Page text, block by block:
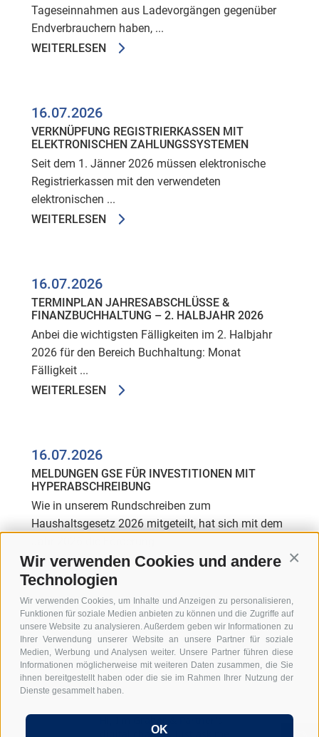
Wir verwenden Cookies und andere
Technologien
Wir verwenden Cookies, um Inhalte und Anzeigen zu personalisieren,
Funktionen für soziale Medien anbieten zu können und die Zugriffe auf
unsere Website zu analysieren. Außerdem geben wir Informationen zu
Ihrer Verwendung unserer Website an unsere Partner für soziale
Medien, Werbung und Analysen weiter. Unsere Partner führen diese
Informationen möglicherweise mit weiteren Daten zusammen, die Sie
ihnen bereitgestellt haben oder die sie im Rahmen Ihrer Nutzung der
Dienste gesammelt haben.
OK
Tageseinnahmen aus Ladevorgängen gegenüber
Endverbrauchern haben, ...
WEITERLESEN
16.07.2026
VERKNÜPFUNG REGISTRIERKASSEN MIT
ELEKTRONISCHEN ZAHLUNGSSYSTEMEN
Seit dem 1. Jänner 2026 müssen elektronische
Registrierkassen mit den verwendeten
elektronischen ...
WEITERLESEN
16.07.2026
TERMINPLAN JAHRESABSCHLÜSSE &
FINANZBUCHHALTUNG – 2. HALBJAHR 2026
Anbei die wichtigsten Fälligkeiten im 2. Halbjahr
2026 für den Bereich Buchhaltung: Monat
Fälligkeit ...
WEITERLESEN
16.07.2026
MELDUNGEN GSE FÜR INVESTITIONEN MIT
HYPERABSCHREIBUNG
Wie in unserem Rundschreiben zum
Haushaltsgesetz 2026 mitgeteilt, hat sich mit dem
WEITERLESEN
digital chatbot. Just ask me